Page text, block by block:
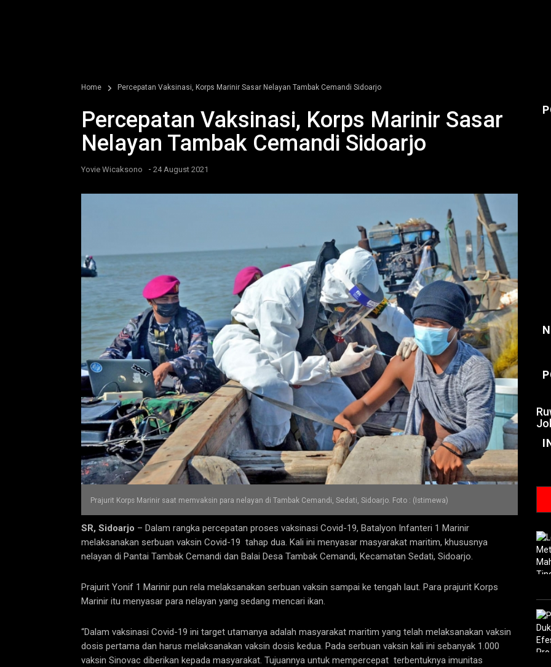
Home Percepatan Vaksinasi, Korps Marinir Sasar Nelayan Tambak Cemandi Sidoarjo
Percepatan Vaksinasi, Korps Marinir Sasar
Nelayan Tambak Cemandi Sidoarjo
Yovie Wicaksono - 24 August 2021
Prajurit Korps Marinir saat memvaksin para nelayan di Tambak Cemandi, Sedati, Sidoarjo. Foto : (Istimewa)
SR, Sidoarjo – Dalam rangka percepatan proses vaksinasi Covid-19, Batalyon Infanteri 1 Marinir
melaksanakan serbuan vaksin Covid-19 tahap dua. Kali ini menyasar masyarakat maritim, khususnya
nelayan di Pantai Tambak Cemandi dan Balai Desa Tambak Cemandi, Kecamatan Sedati, Sidoarjo.
Prajurit Yonif 1 Marinir pun rela melaksanakan serbuan vaksin sampai ke tengah laut. Para prajurit Korps
Marinir itu menyasar para nelayan yang sedang mencari ikan.
“Dalam vaksinasi Covid-19 ini target utamanya adalah masyarakat maritim yang telah melaksanakan vaksin
dosis pertama dan harus melaksanakan vaksin dosis kedua. Pada serbuan vaksin kali ini sebanyak 1.000
vaksin Sinovac diberikan kepada masyarakat. Tujuannya untuk mempercepat terbentuknya imunitas